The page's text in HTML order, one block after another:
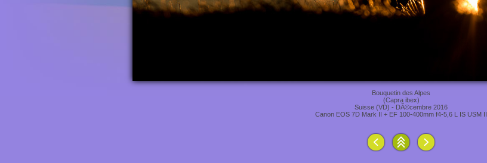
Bouquetin des Alpes
(Capra ibex)
Suisse (VD) - DÃ©cembre 2016
Canon EOS 7D Mark II + EF 100-400mm f4-5,6 L IS USM II